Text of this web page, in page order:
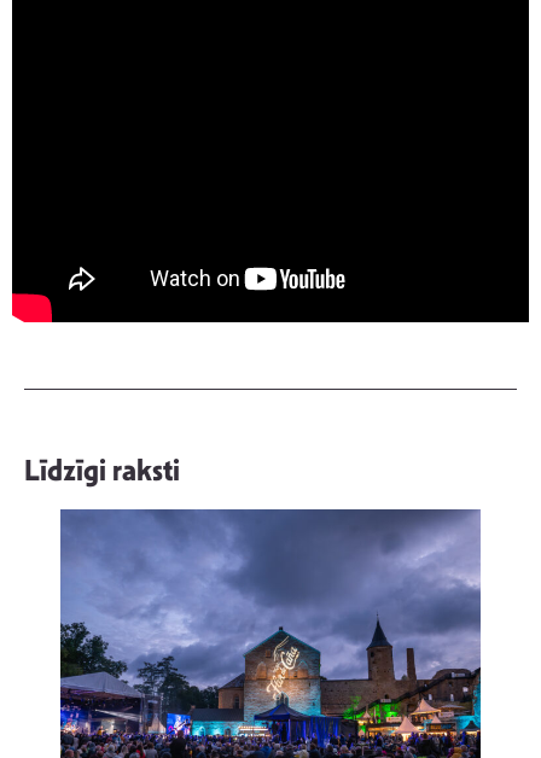
Līdzīgi raksti